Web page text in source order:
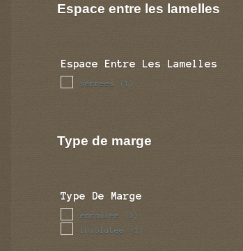
Espace entre les lamelles
Espace Entre Les Lamelles
serrees (1)
Type de marge
Type De Marge
enroulee (1)
involutee (1)